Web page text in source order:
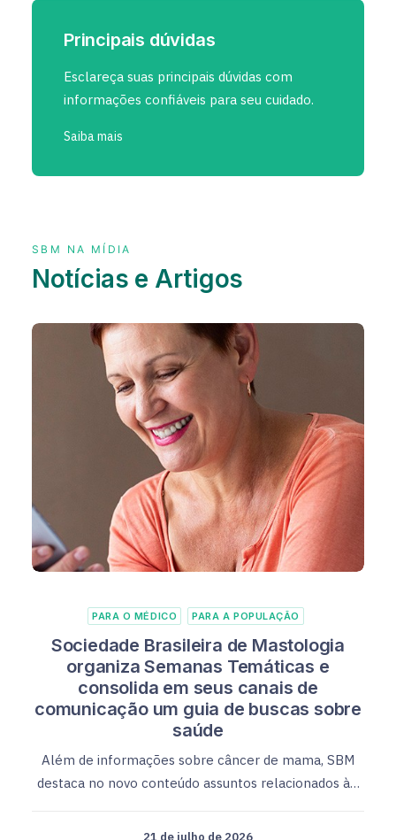
Principais dúvidas
Esclareça suas principais dúvidas com
informações confiáveis para seu cuidado.
Saiba mais
SBM NA MÍDIA
Notícias e Artigos
PARA O MÉDICO PARA A POPULAÇÃO
Sociedade Brasileira de Mastologia
organiza Semanas Temáticas e
consolida em seus canais de
comunicação um guia de buscas sobre
saúde
Além de informações sobre câncer de mama, SBM
destaca no novo conteúdo assuntos relacionados à…
21 de julho de 2026